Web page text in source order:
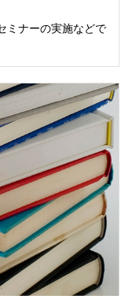
ミナーの実施などで